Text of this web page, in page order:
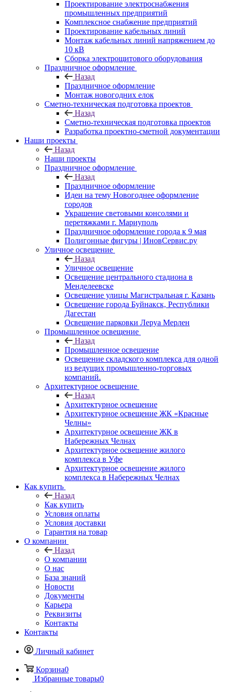
Проектирование электроснабжения
промышленных предприятий
Комплексное снабжение предприятий
Проектирование кабельных линий
Монтаж кабельных линий напряжением до
10 кВ
Сборка электрощитового оборудования
Праздничное оформление
Назад
Праздничное оформление
Монтаж новогодних елок
Сметно-техническая подготовка проектов
Назад
Сметно-техническая подготовка проектов
Разработка проектно-сметной документации
Наши проекты
Назад
Наши проекты
Праздничное оформление
Назад
Праздничное оформление
Идеи на тему Новогоднее оформление
городов
Украшение световыми консолями и
перетяжками г. Мариуполь
Праздничное оформление города к 9 мая
Полигонные фигуры | ИновСервис.ру
Уличное освещение
Назад
Уличное освещение
Освещение центрального стадиона в
Менделеевске
Освещение улицы Магистральная г. Казань
Освещение города Буйнакск, Республики
Дагестан
Освещение парковки Леруа Мерлен
Промышленное освещение
Назад
Промышленное освещение
Освещение складского комплекса для одной
из ведущих промышленно-торговых
компаний.
Архитектурное освещение
Назад
Архитектурное освещение
Архитектурное освещение ЖК «Красные
Челны»
Архитектурное освещение ЖК в
Набережных Челнах
Архитектурное освещение жилого
комплекса в Уфе
Архитектурное освещение жилого
комплекса в Набережных Челнах
Как купить
Назад
Как купить
Условия оплаты
Условия доставки
Гарантия на товар
О компании
Назад
О компании
О нас
База знаний
Новости
Документы
Карьера
Реквизиты
Контакты
Контакты
Личный кабинет
Корзина0
Избранные товары0